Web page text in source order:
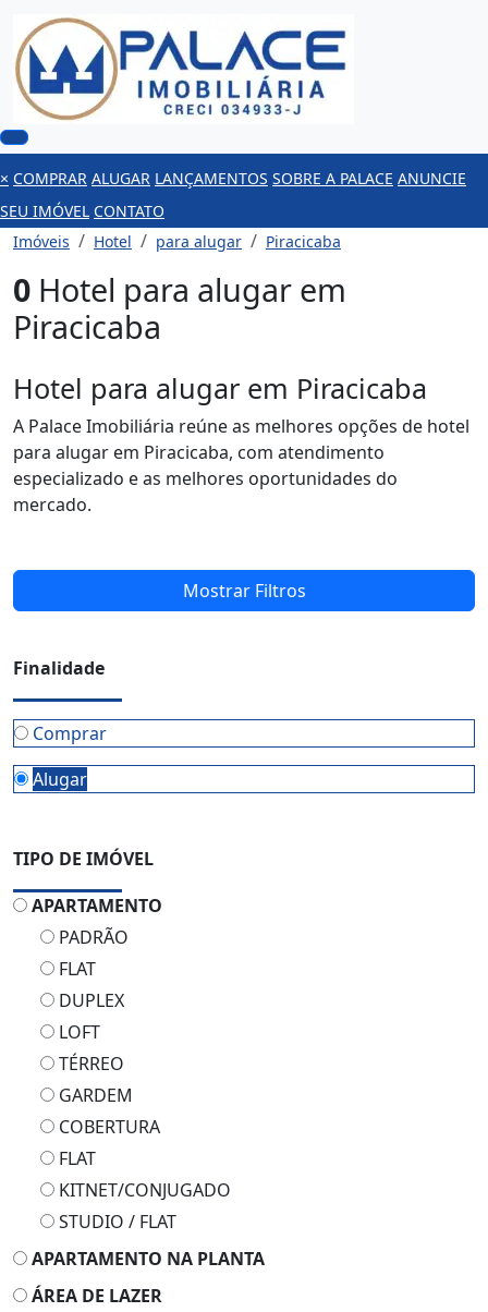
× COMPRAR ALUGAR LANÇAMENTOS SOBRE A PALACE ANUNCIE
SEU IMÓVEL CONTATO
Imóveis
Hotel para alugar Piracicaba
0 Hotel para alugar em
Piracicaba
Hotel para alugar em Piracicaba
A Palace Imobiliária reúne as melhores opções de hotel
para alugar em Piracicaba, com atendimento
especializado e as melhores oportunidades do
mercado.
Mostrar Filtros
Finalidade
Comprar
Alugar
TIPO DE IMÓVEL
APARTAMENTO
PADRÃO
FLAT
DUPLEX
LOFT
TÉRREO
GARDEM
COBERTURA
FLAT
KITNET/CONJUGADO
STUDIO / FLAT
APARTAMENTO NA PLANTA
ÁREA DE LAZER